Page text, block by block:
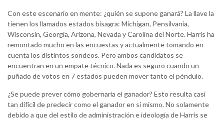
Con este escenario en mente: ¿quién se supone ganará? La llave la
tienen los llamados estados bisagra: Michigan, Pensilvania,
Wisconsin, Georgia, Arizona, Nevada y Carolina del Norte. Harris ha
remontado mucho en las encuestas y actualmente tomando en
cuenta los distintos sondeos. Pero ambos candidatos se
encuentran en un empate técnico. Nada es seguro cuando un
puñado de votos en 7 estados pueden mover tanto el péndulo.
¿Se puede prever cómo gobernaría el ganador? Esto resulta casi
tan difícil de predecir como el ganador en sí mismo. No solamente
debido a que del estilo de administración e ideología de Harris se